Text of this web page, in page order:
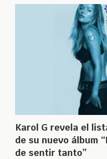
Karol G revela el
de su nuevo álbum
de sentir tanto”